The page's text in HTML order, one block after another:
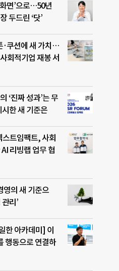
면’으로…50년
두드린 ‘닷’
·쿠션에 새 가치…
회적기업 재봉 서
‘진짜 성과’는 무
한 새 기준은
트임팩트, 사회
리빙랩 업무 협
영의 새 기준으
리’
한 아카데미] 이
행동으로 연결하